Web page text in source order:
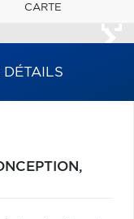
CARTE
DÉTAILS